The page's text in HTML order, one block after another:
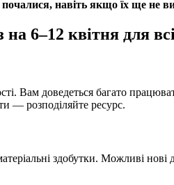
навіть якщо їх ще не
6–12 квітня для
Вам доведеться багато
— розподіляйте ресурс.
здобутки. Можливі